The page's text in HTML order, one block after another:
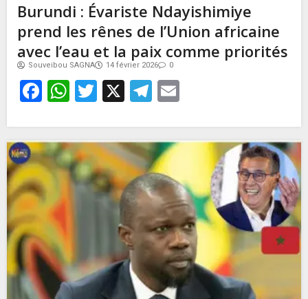
Burundi : Évariste Ndayishimiye
prend les rênes de l’Union africaine
avec l’eau et la paix comme priorités
Souveibou SAGNA 14 février 2026 0
Facebook
WhatsApp
Twitter
X Telegram